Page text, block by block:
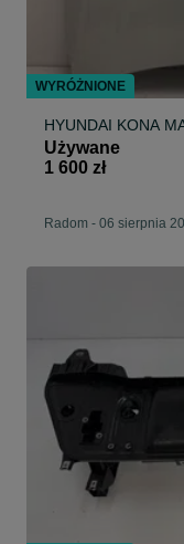
HYUNDAI KONA
Używane
1 600 zł
Radom - 06 sierpnia
WYRÓŻNIONE